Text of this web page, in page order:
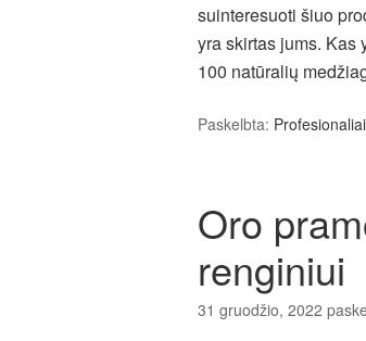
suinteresuoti šiuo
yra skirtas jums.
100 natūralių
Paskelbta:
Oro
renginiui
31 gruodžio, 2022